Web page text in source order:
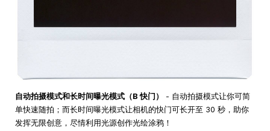
自动拍摄模式和长时间曝光模式（B 快门）
- 自动拍摄模式让你可简
单快速随拍；而长时间曝光模式让相机的快门可长开至 30 秒，助你
发挥无限创意，尽情利用光源创作光绘涂鸦！